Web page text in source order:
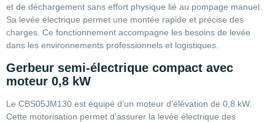
et de déchargement sans effort physique lié au pompage manuel.
Sa levée électrique permet une montée rapide et précise des
charges. Ce fonctionnement accompagne les besoins de levée
dans les environnements professionnels et logistiques.
Gerbeur semi-électrique compact avec
moteur 0,8 kW
Le CBS05JM130 est équipé d’un moteur d’élévation de 0,8 kW.
Cette motorisation permet d’assurer la levée électrique des